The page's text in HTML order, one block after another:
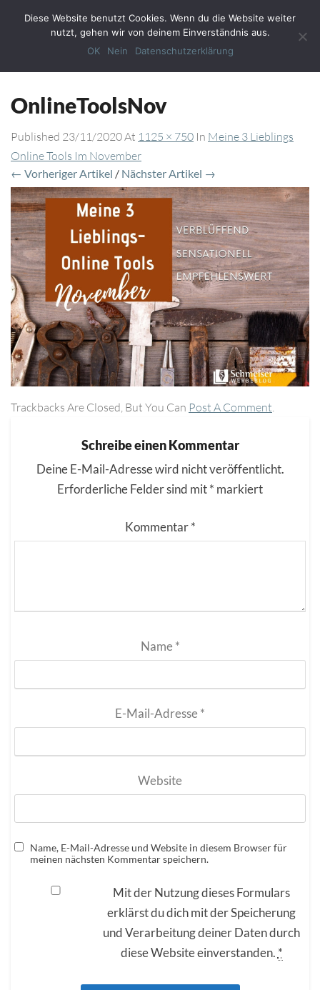
Toggle
OnlineToolsNov
Published 23/11/2020At 1125 × 750 In Meine 3 Lieblings
Online Tools Im November
← Vorheriger Artikel / Nächster Artikel →
Trackbacks Are Closed, But You Can Post A Comment
Schreibe einen Kommentar
Deine E-Mail-Adresse wird nicht veröffentlicht.
Erforderliche Felder sind mit* markiert
Kommentar*
Name*
E-Mail-Adresse*
Website
Name, E-Mail-Adresse und Website in diesem Browser für
meinen nächsten Kommentar speichern.
Mit der Nutzung dieses Formulars
erklärst du dich mit der Speicherung
und Verarbeitung deiner Daten durch
diese Website einverstanden. *
Diese Website benutzt Cookies. Wenn du die Website weiter
nutzt, gehen wir von deinem Einverständnis aus.
OK
Nein Datenschutzerklärung